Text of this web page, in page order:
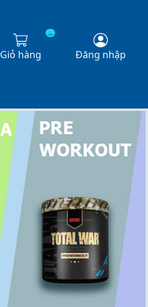
...
Giỏ hàng Đăng nhập